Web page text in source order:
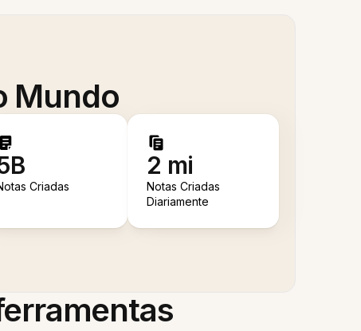
Mundo
Criadas
2 mi
Notas Criadas
Diariamente